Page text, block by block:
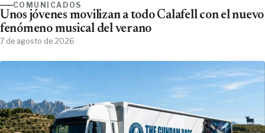
COMUNICADOS
Unos jóvenes movilizan a todo Calafell con el nuevo
fenómeno musical del verano
7 de agosto de 2026